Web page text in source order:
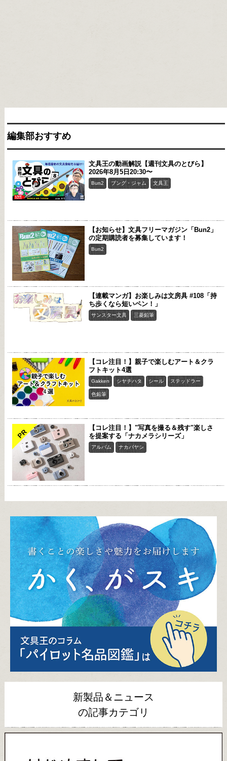
編集部おすすめ
文具王の動画解説【週刊文具のとびら】
2026年8月5日20:30〜
Bun2 ブング・ジャム 文具王
【お知らせ】文具フリーマガジン「Bun2」
の定期購読者を募集しています！
Bun2
【連載マンガ】お楽しみは文房具 #108「持
ち歩くなら短いペン！」
サンスター文具 三菱鉛筆
【コレ注目！】親子で楽しむアート＆クラ
フトキット4選
Gakken シヤチハタ シール ステッドラー
色鉛筆
PR
【コレ注目！】"写真を撮る＆残す"楽しさ
を提案する「ナカメラシリーズ」
アルバム ナカバヤシ
新製品＆ニュース
の記事カテゴリ